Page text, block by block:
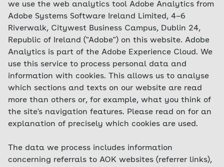
we use the web analytics tool Adobe Analytics from
Adobe Systems Software Ireland Limited, 4–6
Riverwalk, Citywest Business Campus, Dublin 24,
Republic of Ireland ("Adobe") on this website. Adobe
Analytics is part of the Adobe Experience Cloud. We
use this service to process personal data and
information with cookies. This allows us to analyse
which sections and texts on our website are read
more than others or, for example, what you think of
the site's navigation features. Please read on for an
explanation of precisely which cookies are used.
The data we process includes information
concerning referrals to AOK websites (referrer links),